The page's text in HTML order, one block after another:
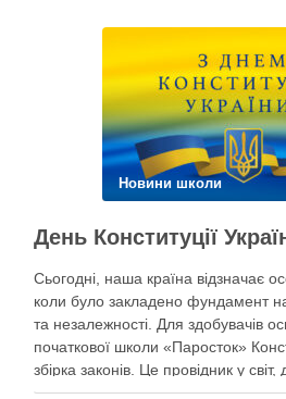
Новини школи
День Конституції
Сьогодні, наша країна відзначає
коли було закладено фундамент
та незалежності. Для здобувачів
початкової школи «Паросток»
збірка законів. Це провідник у
щасливе дитинство, освіту,